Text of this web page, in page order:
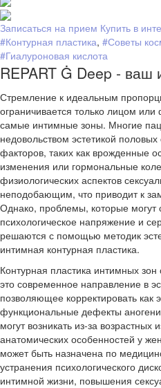
Записаться на прием Купить в
#Контурная пластика, #Советы
#Гиалуроновая кислота
REPART Ġ Deep - ваш
Стремление к идеальным
ограничивается только лицом
самые интимные зоны. Многие
недовольством эстетикой
факторов, таких как врожденные
изменения или гормональные
физиологических аспектов
неподобающим, что приводит к
Однако, проблемы, которые могут
психологическое напряжение и
решаются с помощью методик
интимная контурная пластика.
Контурная пластика интимных
это современное направление в
позволяющее корректировать как
функциональные дефекты
могут возникать из-за
анатомических особенностей у
может быть назначена по
устранения психологического
интимной жизни, повышения